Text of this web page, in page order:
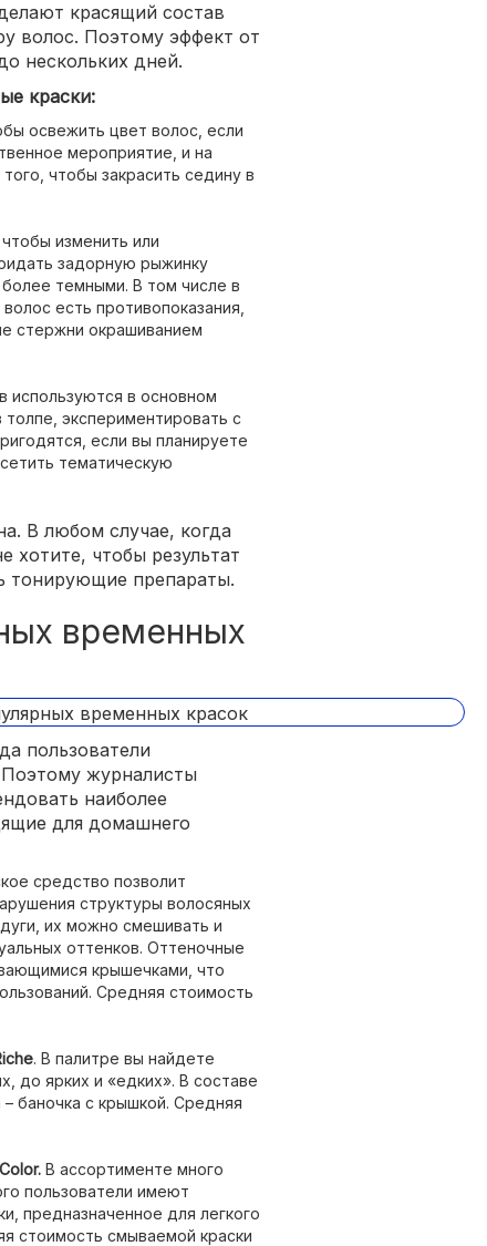
красящий состав
волос. Поэтому эффект от
нескольких дней.
краски:
освежить цвет волос, если
мероприятие, и на
чтобы закрасить седину в
изменить или
задорную рыжинку
темными. В том числе в
есть противопоказания,
стержни окрашиванием
используются в основном
экспериментировать с
если вы планируете
тематическую
В любом случае, когда
чтобы результат
тонирующие препараты.
временных
пользователи
журналисты
наиболее
для домашнего
средство позволит
структуры волосяных
их можно смешивать и
оттенков. Оттеночные
крышечками, что
Средняя стоимость
. В палитре вы найдете
до ярких и «едких». В составе
баночка с крышкой. Средняя
В ассортименте много
пользователи имеют
предназначенное для легкого
стоимость смываемой краски